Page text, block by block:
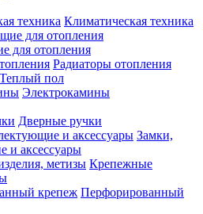
Климатическая техника
для отопления
Радиаторы отопления
Теплый пол
Электрокамины
Дверные ручки
Замки,
и аксессуары
Крепежные
Перфорированный